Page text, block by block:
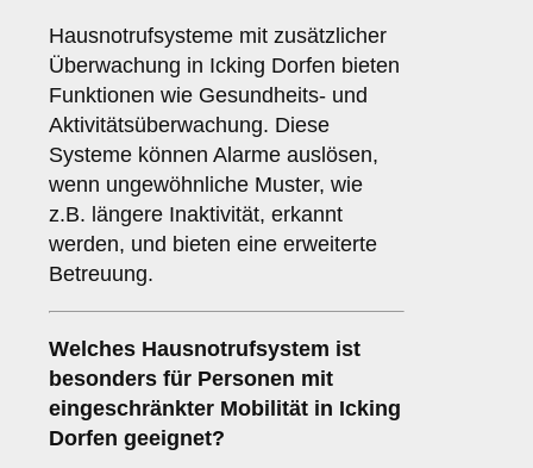
Hausnotrufsysteme mit zusätzlicher
Überwachung in Icking Dorfen bieten
Funktionen wie Gesundheits- und
Aktivitätsüberwachung. Diese
Systeme können Alarme auslösen,
wenn ungewöhnliche Muster, wie
z.B. längere Inaktivität, erkannt
werden, und bieten eine erweiterte
Betreuung.
Welches Hausnotrufsystem ist
besonders für Personen mit
eingeschränkter Mobilität in Icking
Dorfen geeignet?